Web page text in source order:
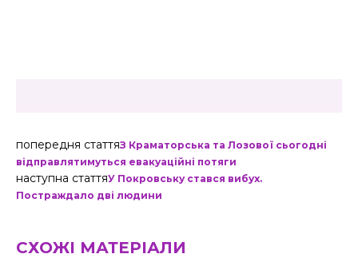
попередня статтяЗ Краматорська та Лозової сьогодні
відправлятимуться евакуаційні потяги
наступна статтяУ Покровську стався вибух.
Постраждало дві людини
СХОЖІ МАТЕРІАЛИ